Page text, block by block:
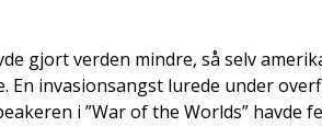
gjort ver­den min­dre, så selv
inva­sions­angst lure­de under
i ”War of the Wor­lds” hav­de